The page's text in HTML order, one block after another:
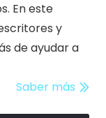
En este
y
de ayudar a
Saber más